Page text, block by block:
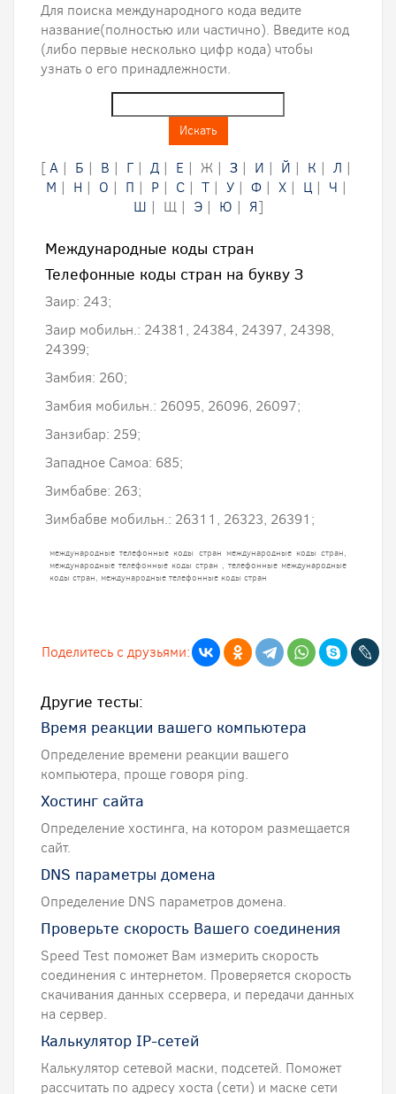
Для поиска международного кода ведите
название(полностью или частично). Введите код
(либо первые несколько цифр кода) чтобы
узнать о его принадлежности.
Искать
[А | Б | В | Г | Д | Е | Ж | З | И | Й | К | Л |
М | Н | О | П | Р| С| Т| У| Ф| Х| Ц| Ч |
Ш | Щ | Э| Ю | Я]
Международные коды стран
Телефонные коды стран на букву З
Заир: 243;
Заир мобильн.: 24381, 24384, 24397, 24398,
24399;
Замбия: 260;
Замбия мобильн.: 26095, 26096, 26097;
Занзибар: 259;
Западное Самоа: 685;
Зимбабве: 263;
Зимбабве мобильн.: 26311, 26323, 26391;
международные телефонные коды стран международные коды стран,
международные телефонные коды стран , телефонные международные
коды стран, международные телефонные коды стран
Поделитесь с друзьями:
Другие тесты:
Время реакции вашего компьютера
Определение времени реакции вашего
компьютера, проще говоря ping.
Хостинг сайта
Определение хостинга, на котором размещается
сайт.
DNS параметры домена
Определение DNS параметров домена.
Проверьте скорость Вашего соединения
Speed Test поможет Вам измерить скорость
соединения с интернетом. Проверяется скорость
скачивания данных ссервера, и передачи данных
на сервер.
Калькулятор IP-сетей
Калькулятор сетевой маски, подсетей. Поможет
рассчитать по адресу хоста (сети) и маске сети